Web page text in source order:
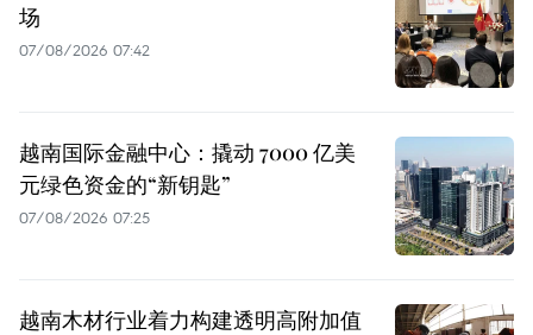
场
07/08/2026 07:42
越南国际金融中心：撬动 7000 亿美
元绿色资金的“新钥匙”
07/08/2026 07:25
越南木材行业着力构建透明高附加值